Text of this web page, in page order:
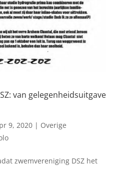
van gelegenheidsuitgave
9, 2020| Overige
zwemvereniging DSZ het